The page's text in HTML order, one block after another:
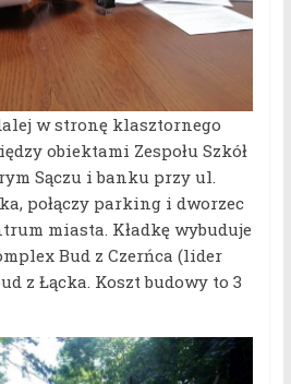
w stronę klasztornego
obiektami Zespołu Szkół
Sączu i banku przy ul.
połączy parking i dworzec
miasta. Kładkę wybuduje
Bud z Czerńca (lider
z Łącka. Koszt budowy to 3